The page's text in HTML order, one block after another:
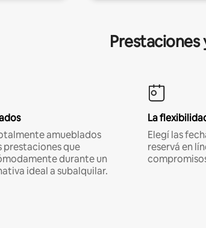
Prestaciones
amueblados
prestaciones que
durante un
ideal a subalquilar.
La
Elegí las
reservá en